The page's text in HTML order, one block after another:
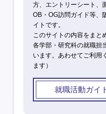
方、エントリーシート、
OB・OG訪問ガイド等、
イトです。
このサイトの内容をまと
各学部・研究科の就職担
います。あわせてご利用
ます）
就職活動ガイ